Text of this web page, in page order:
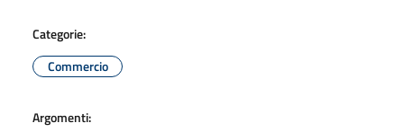
Categorie:
Commercio
Argomenti: